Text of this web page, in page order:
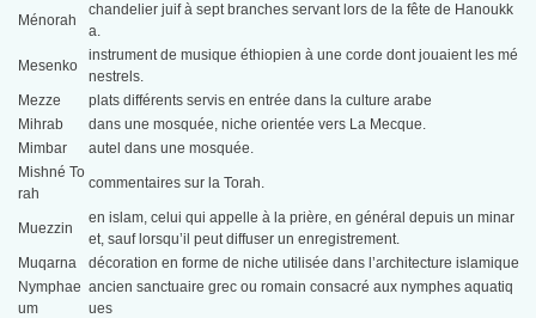
Ménorah
chandelier juif à sept branches servant lors de la fête de Hanoukk
a.
Mesenko
instrument de musique éthiopien à une corde dont jouaient les mé
nestrels.
Mezze
plats différents servis en entrée dans la culture arabe
Mihrab
dans une mosquée, niche orientée vers La Mecque.
Mimbar
autel dans une mosquée.
Mishné To
rah
commentaires sur la Torah.
Muezzin
en islam, celui qui appelle à la prière, en général depuis un minar
et, sauf lorsqu’il peut diffuser un enregistrement.
Muqarna
décoration en forme de niche utilisée dans l’architecture islamique
Nymphae
um
ancien sanctuaire grec ou romain consacré aux nymphes aquatiq
ues